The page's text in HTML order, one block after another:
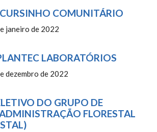
COMUNITÁRIO
janeiro de 2022
LABORATÓRIOS
dezembro de 2022
DO GRUPO DE
FLORESTAL